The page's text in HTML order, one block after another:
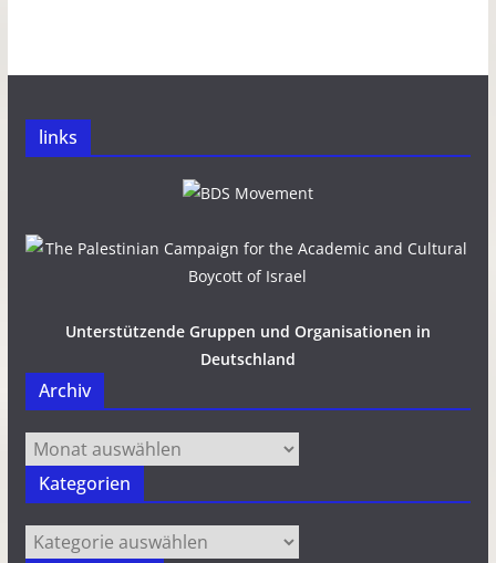
links
Unterstützende Gruppen und Organisationen in
Deutschland
Archiv
Archiv
Kategorien
Kategorien